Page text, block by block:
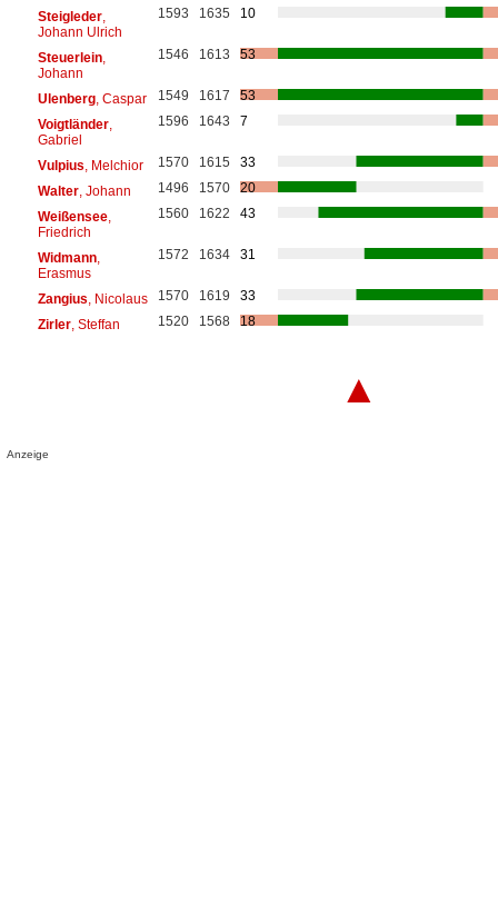
Steigleder,
Johann Ulrich
1593 1635 10
Steuerlein,
Johann
1546 1613 53
Ulenberg, Caspar 1549 1617
53
Voigtländer,
Gabriel
1596 1643 7
Vulpius , Melchior 1570 1615
33
Walter, Johann 1496 1570
20
Weißensee,
Friedrich
1560 1622 43
Widmann,
Erasmus
1572 1634 31
Zangius , Nicolaus 1570 1619
33
Zirler, Steffan 1520 1568 18
▲
Anzeige